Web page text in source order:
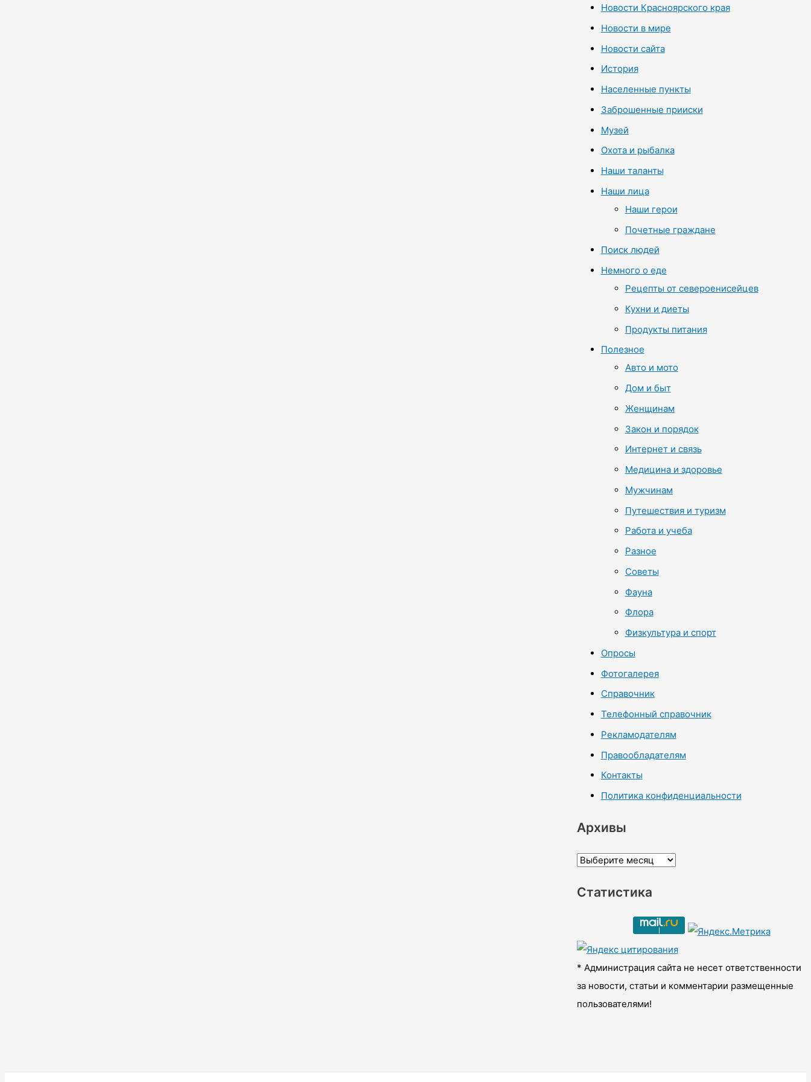
Новости Красноярского края
Новости в мире
Новости сайта
История
Населенные пункты
Заброшенные прииски
Музей
Охота и рыбалка
Наши таланты
Наши лица
Наши герои
Почетные граждане
Поиск людей
Немного о еде
Рецепты от североенисейцев
Кухни и диеты
Продукты питания
Полезное
Авто и мото
Дом и быт
Женщинам
Закон и порядок
Интернет и связь
Медицина и здоровье
Мужчинам
Путешествия и туризм
Работа и учеба
Разное
Советы
Фауна
Флора
Физкультура и спорт
Опросы
Фотогалерея
Справочник
Телефонный справочник
Рекламодателям
Правообладателям
Контакты
Политика конфиденциальности
Архивы
А
х
ы
Статистика
* Администрация сайта не несет ответственности
за новости, статьи и комментарии размещенные
пользователями!